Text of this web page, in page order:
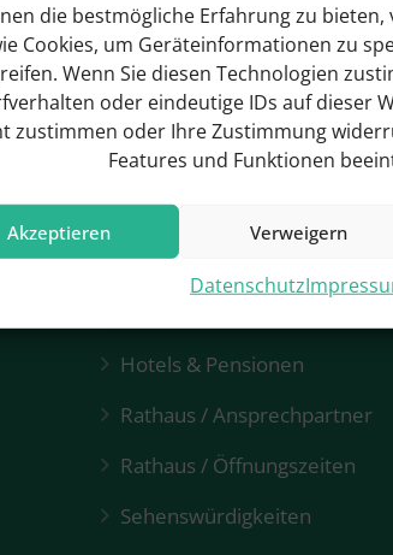
die bestmögliche Erfahrung zu
Cookies, um Geräteinformationen zu
Wenn Sie diesen Technologien
oder eindeutige IDs auf dieser
zustimmen oder Ihre Zustimmung
Features und Funktionen
Akzeptieren Verweigern
Datenschutz
Hotels & Pensionen
Rathaus / Ansprechpartner
Rathaus / Öffnungszeiten
Sehenswürdigkeiten